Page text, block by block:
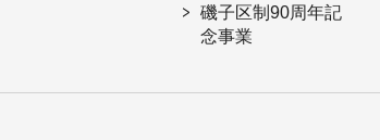
磯子区制90周年記
念事業